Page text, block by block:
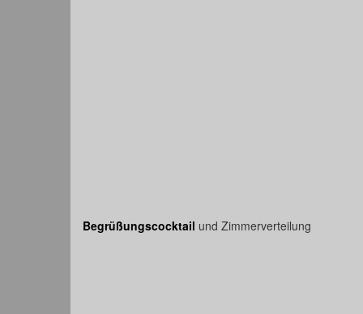
Begrüßungscocktail und Zimmerverteilung